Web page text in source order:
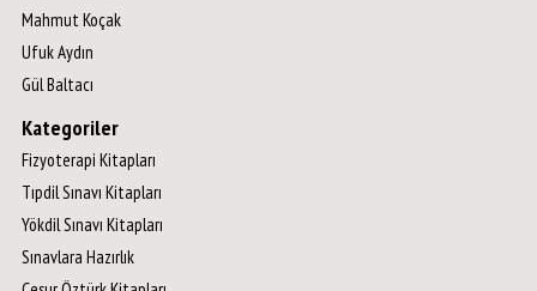
Mahmut Koçak
Ufuk Aydın
Gül Baltacı
Kategoriler
Fizyoterapi Kitapları
Tıpdil Sınavı Kitapları
Yökdil Sınavı Kitapları
Sınavlara Hazırlık